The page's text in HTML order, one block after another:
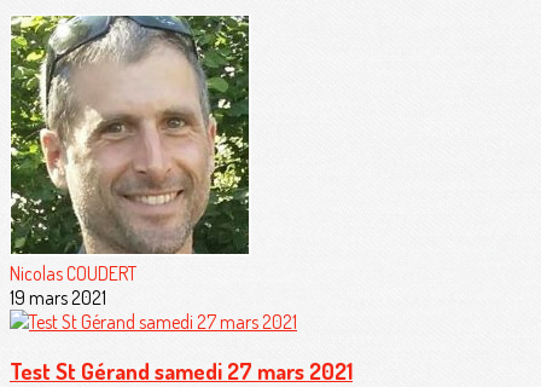
Nicolas COUDERT
19 mars 2021
Test St Gérand samedi 27 mars 2021